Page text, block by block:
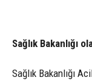
Sağlık Bakanlığı
Sağlık Bakanlığı